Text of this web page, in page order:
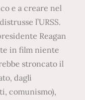
e a creare nel
l’URSS.
Reagan
in film niente
stroncato il
dagli
comunismo),